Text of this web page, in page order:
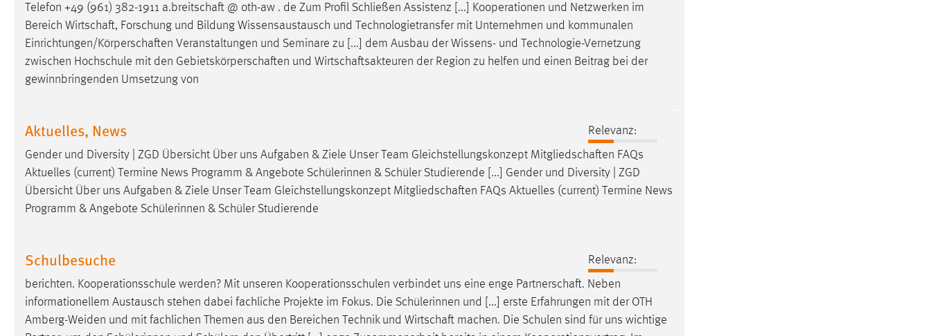
Telefon +49 (961) 382-1911 a.breitschaft @ oth-aw . de Zum Profil Schließen Assistenz [...] Kooperationen und Netzwerken im
Bereich Wirtschaft, Forschung und Bildung Wissensaustausch und Technologietransfer mit Unternehmen und kommunalen
Einrichtungen/Körperschaften Veranstaltungen und Seminare zu [...] dem Ausbau der Wissens- und Technologie-Vernetzung
zwischen Hochschule mit den Gebietskörperschaften und Wirtschaftsakteuren der Region zu helfen und einen Beitrag bei der
gewinnbringenden Umsetzung von
Aktuelles, News
Relevanz:
Gender und Diversity | ZGD Übersicht Über uns Aufgaben & Ziele Unser Team Gleichstellungskonzept Mitgliedschaften FAQs
Aktuelles (current) Termine News Programm & Angebote Schülerinnen & Schüler Studierende [...] Gender und Diversity | ZGD
Übersicht Über uns Aufgaben & Ziele Unser Team Gleichstellungskonzept Mitgliedschaften FAQs Aktuelles (current) Termine News
Programm & Angebote Schülerinnen & Schüler Studierende
Schulbesuche
Relevanz:
berichten. Kooperationsschule werden? Mit unseren Kooperationsschulen verbindet uns eine enge Partnerschaft. Neben
informationellem Austausch stehen dabei fachliche Projekte im Fokus. Die Schülerinnen und [...] erste Erfahrungen mit der OTH
Amberg-Weiden und mit fachlichen Themen aus den Bereichen Technik und Wirtschaft machen. Die Schulen sind für uns wichtige
Name: _gcl_au
Anbieter: Google Ireland Limited
Zweck: Conversion-Tracking
Facebook Pixel
Name: _fbp
Anbieter: Facebook
Zweck: Conversion-Tracking
EXTERNE MEDIEN
Um Inhalte von Videoplattformen und Social Media